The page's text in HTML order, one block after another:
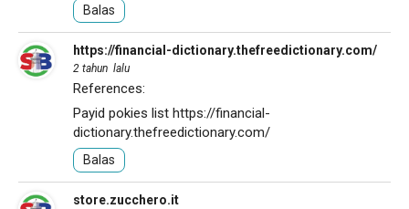
Balas
https://financial-dictionary.thefreedictionary.com/
2 tahun lalu
References:
Payid pokies list https://financial-
dictionary.thefreedictionary.com/
Balas
store.zucchero.it